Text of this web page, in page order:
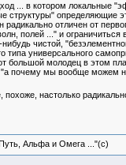
... в котором локальные
структуры" определяющие
радикально отличен от
полей ..." и
нибудь чистой,
типа универсального
большой молодец в этом
почему мы вообще можем
похоже, настолько
Альфа и Омега ..."(с)